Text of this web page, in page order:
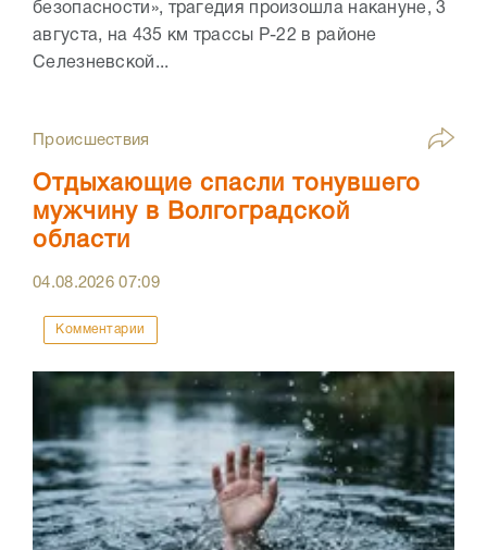
безопасности», трагедия произошла накануне, 3
августа, на 435 км трассы Р-22 в районе
Селезневской...
Происшествия
Отдыхающие спасли тонувшего
мужчину в Волгоградской
области
04.08.202607:09
Комментарии